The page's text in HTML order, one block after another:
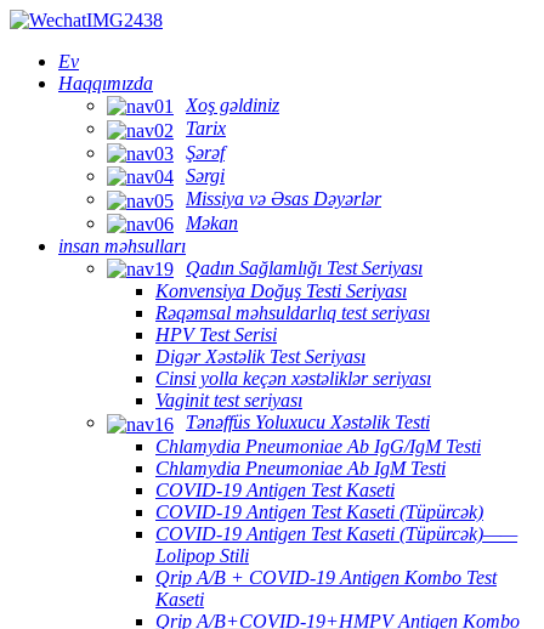
Ev
Haqqımızda
Xoş gəldiniz
Tarix
Şərəf
Sərgi
Missiya və Əsas Dəyərlər
Məkan
insan məhsulları
Qadın Sağlamlığı Test Seriyası
Konvensiya Doğuş Testi Seriyası
Rəqəmsal məhsuldarlıq test seriyası
HPV Test Serisi
Digər Xəstəlik Test Seriyası
Cinsi yolla keçən xəstəliklər seriyası
Vaginit test seriyası
Tənəffüs Yoluxucu Xəstəlik Testi
Chlamydia Pneumoniae Ab IgG/IgM Testi
Chlamydia Pneumoniae Ab IgM Testi
COVID-19 Antigen Test Kaseti
COVID-19 Antigen Test Kaseti (Tüpürcək)
COVID-19 Antigen Test Kaseti (Tüpürcək)——
Lolipop Stili
Qrip A/B + COVID-19 Antigen Kombo Test
Kaseti
Qrip A/B+COVID-19+HMPV Antigen Kombo